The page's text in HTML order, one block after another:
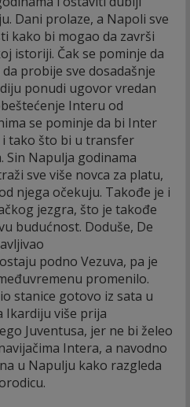
Dani prolaze, a Napoli sve
kako bi mogao da završi
istoriji. Čak se pominje da
probije sve dosadašnje
ponudi ugovor vredan
Interu od
se pominje da bi Inter
tako što bi u transfer
Sin Napulja godinama
sve više novca za platu,
njega očekuju. Takođe je i
jezgra, što je takođe
budućnost. Doduše, De
podno Vezuva, pa je
promenilo.
stanice gotovo iz sata u
Ikardiju više prija
Juventusa, jer ne bi želeo
Intera, a navodno
u Napulju kako razgleda